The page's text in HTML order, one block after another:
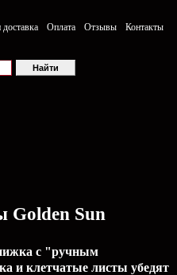
Оплата Отзывы
Контакты
Golden Sun
с "ручным
и клетчатые листы убедят